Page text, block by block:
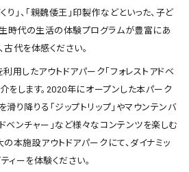
り」、「親魏倭王」印製作などといった、子ど
時代の生活の体験プログラムが豊富にあ
古代を体感ください。
したアウトドアパーク「フォレストアドベ
をします。2020年にオープンした本パーク
り降りる「ジップトリップ」やマウンテンバ
ベンチャー」など様々なコンテンツを楽しむ
本施設アウトドアパークにて、ダイナミッ
ィーを体験ください。